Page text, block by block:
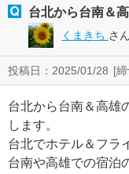
台北から台南＆
くまきち さん
投稿日：2025/01/28 [
台北から台南＆高雄
します。
台北でホテル＆フラ
台南や高雄での宿泊